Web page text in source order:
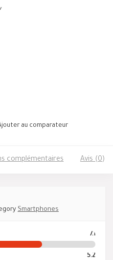
au comparateur
complémentaires Avis (0)
Smartphones
7.1
5.2